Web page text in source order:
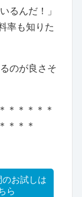
るんだ！」
率も知りた
のが良さそ
＊＊＊＊＊
＊＊＊
お試しは
ら